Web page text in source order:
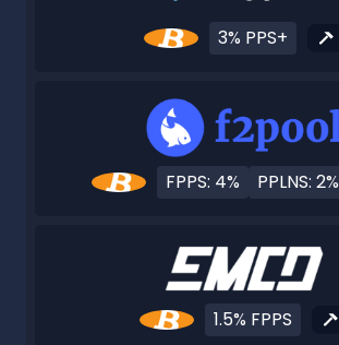
3% PPS+
FPPS: 4% PPLNS: 2%
1.5% FPPS